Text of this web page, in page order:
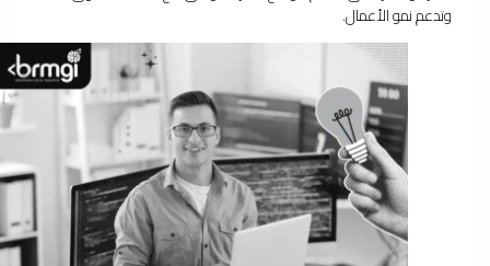
وتدعم نمو الأعمال.